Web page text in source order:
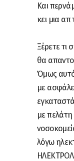
Και
κει μια απ
Ξέρετε τι
θα
Όμως αυτό
με
με πελάτη
λόγω